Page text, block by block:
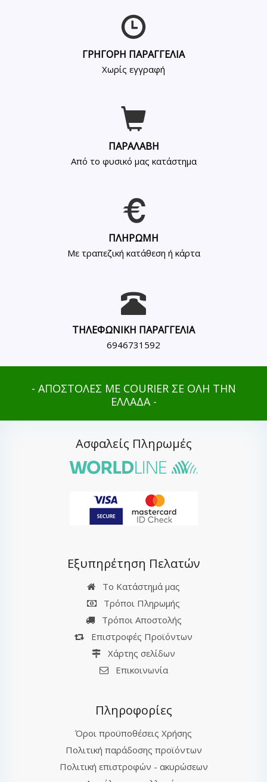
ΓΡΗΓΟΡΗ ΠΑΡΑΓΓΕΛΙΑ
Χωρίς εγγραφή
ΠΑΡΑΛΑΒΗ
Από το φυσικό μας κατάστημα
ΠΛΗΡΩΜΗ
Με τραπεζική κατάθεση ή κάρτα
ΤΗΛΕΦΩΝΙΚΗ ΠΑΡΑΓΓΕΛΙΑ
6946731592
- ΑΠΟΣΤΟΛΕΣ ΜΕ COURIER ΣΕ ΟΛΗ ΤΗΝ
ΕΛΛΑΔΑ -
Ασφαλείς Πληρωμές
Εξυπηρέτηση Πελατών
Το Κατάστημά μας
Τρόποι Πληρωμής
Τρόποι Αποστολής
Επιστροφές Προϊόντων
Χάρτης σελίδων
Επικοινωνία
Πληροφορίες
Όροι προϋποθέσεις Χρήσης
Πολιτική παράδοσης προϊόντων
Πολιτική επιστροφών - ακυρώσεων